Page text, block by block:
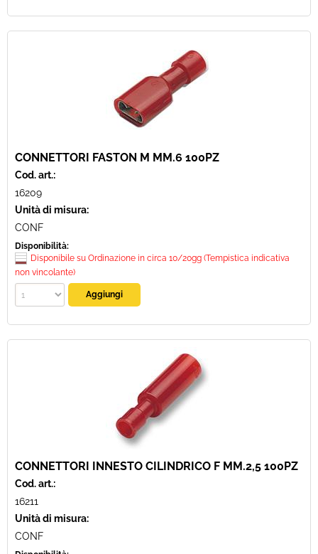
CONNETTORI FASTON M MM.6 100PZ
Cod. art.:
16209
Unità di misura:
CONF
Disponibilità:
Disponibile su Ordinazione in circa 10/20gg (Tempistica indicativa
non vincolante)
CONNETTORI INNESTO CILINDRICO F MM.2,5 100PZ
Cod. art.:
16211
Unità di misura:
CONF